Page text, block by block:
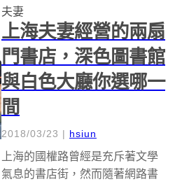
夫妻
上海夫妻經營的兩扇
門書店，深色圖書館
與白色大廳你選哪一
間
2018/03/23 | hsiun
上海的國權路曾經是充斥著文學
氣息的書店街，然而隨著網路書